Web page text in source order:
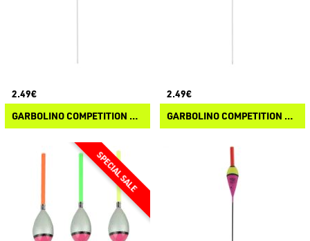
2.49€
GARBOLINO COMPETITION SP X06 CARP EXTREM
2.49€
GARBOLINO COMPETITION SP X03 CARP EXTREM